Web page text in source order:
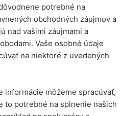
potrebné na
obchodných záujmov a
nad vašimi záujmami a
Vaše osobné údaje
na niektoré z uvedených
informácie môžeme spracúvať,
to potrebné na splnenie našich